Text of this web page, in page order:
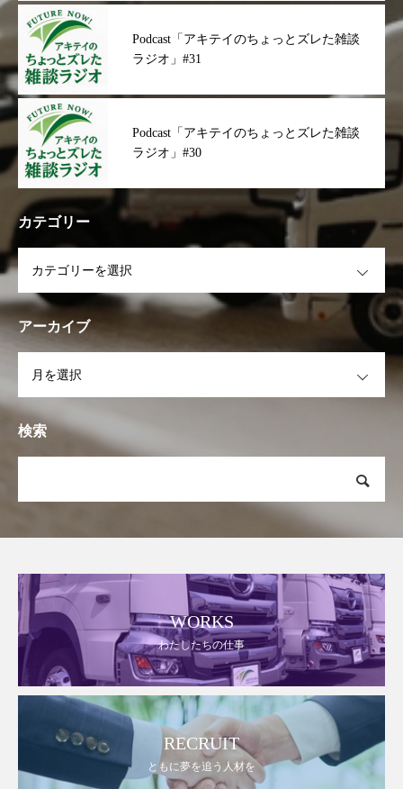
Podcast「アキテイのちょっとズレた雑談
ラジオ」#31
Podcast「アキテイのちょっとズレた雑談
ラジオ」#30
カテゴリー
アーカイブ
検索
WORKS
わたしたちの仕事
RECRUIT
ともに夢を追う人材を